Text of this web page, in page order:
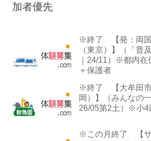
加者優先
※終了 【発：両国
（東京）】（「普
｜24/11）※都内
＋保護者
※終了 【大牟田市
岡）】（みんなの
26/05第2土）※小4
※この月終了 【サ